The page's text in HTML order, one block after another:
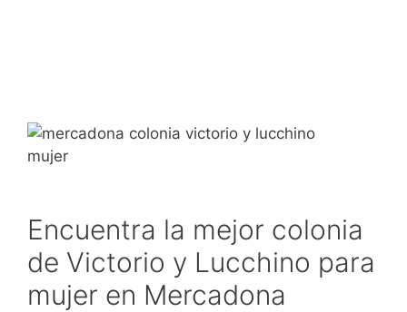
Encuentra la mejor colonia
de Victorio y Lucchino para
mujer en Mercadona